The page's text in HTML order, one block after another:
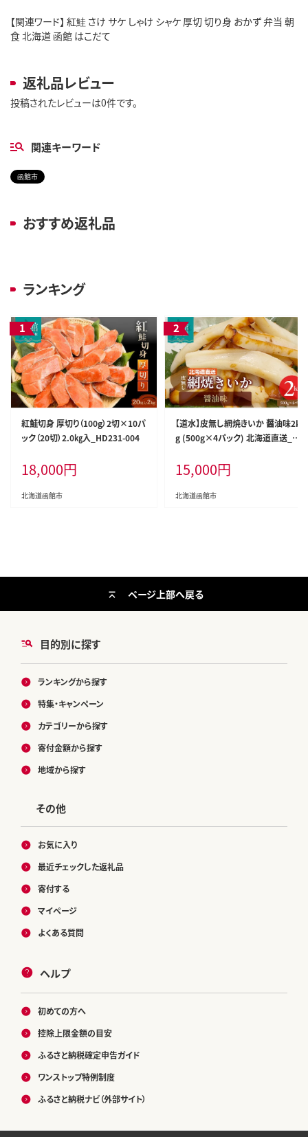
【関連ワード】 紅鮭 さけ サケ しゃけ シャケ 厚切 切り身 おかず 弁当 朝
食 北海道 函館 はこだて
返礼品レビュー
投稿されたレビューは0件です。
関連キーワード
函館市
おすすめ返礼品
ランキング
紅鮭切身 厚切り（100g）2切×10パ
ック（20切）2.0㎏入_HD231-004
18,000円
北海道函館市
【道水】皮無し網焼きいか 醤油味2k
g (500g×4パック) 北海道直送_H
15,000円
北海道函館市
目的別に探す
ランキングから探す
特集・キャンペーン
カテゴリーから探す
寄付金額から探す
地域から探す
その他
お気に入り
最近チェックした返礼品
寄付する
マイページ
よくある質問
ヘルプ
初めての方へ
控除上限金額の目安
ふるさと納税確定申告ガイド
ワンストップ特例制度
ふるさと納税ナビ（外部サイト）
ページ上部へ戻る